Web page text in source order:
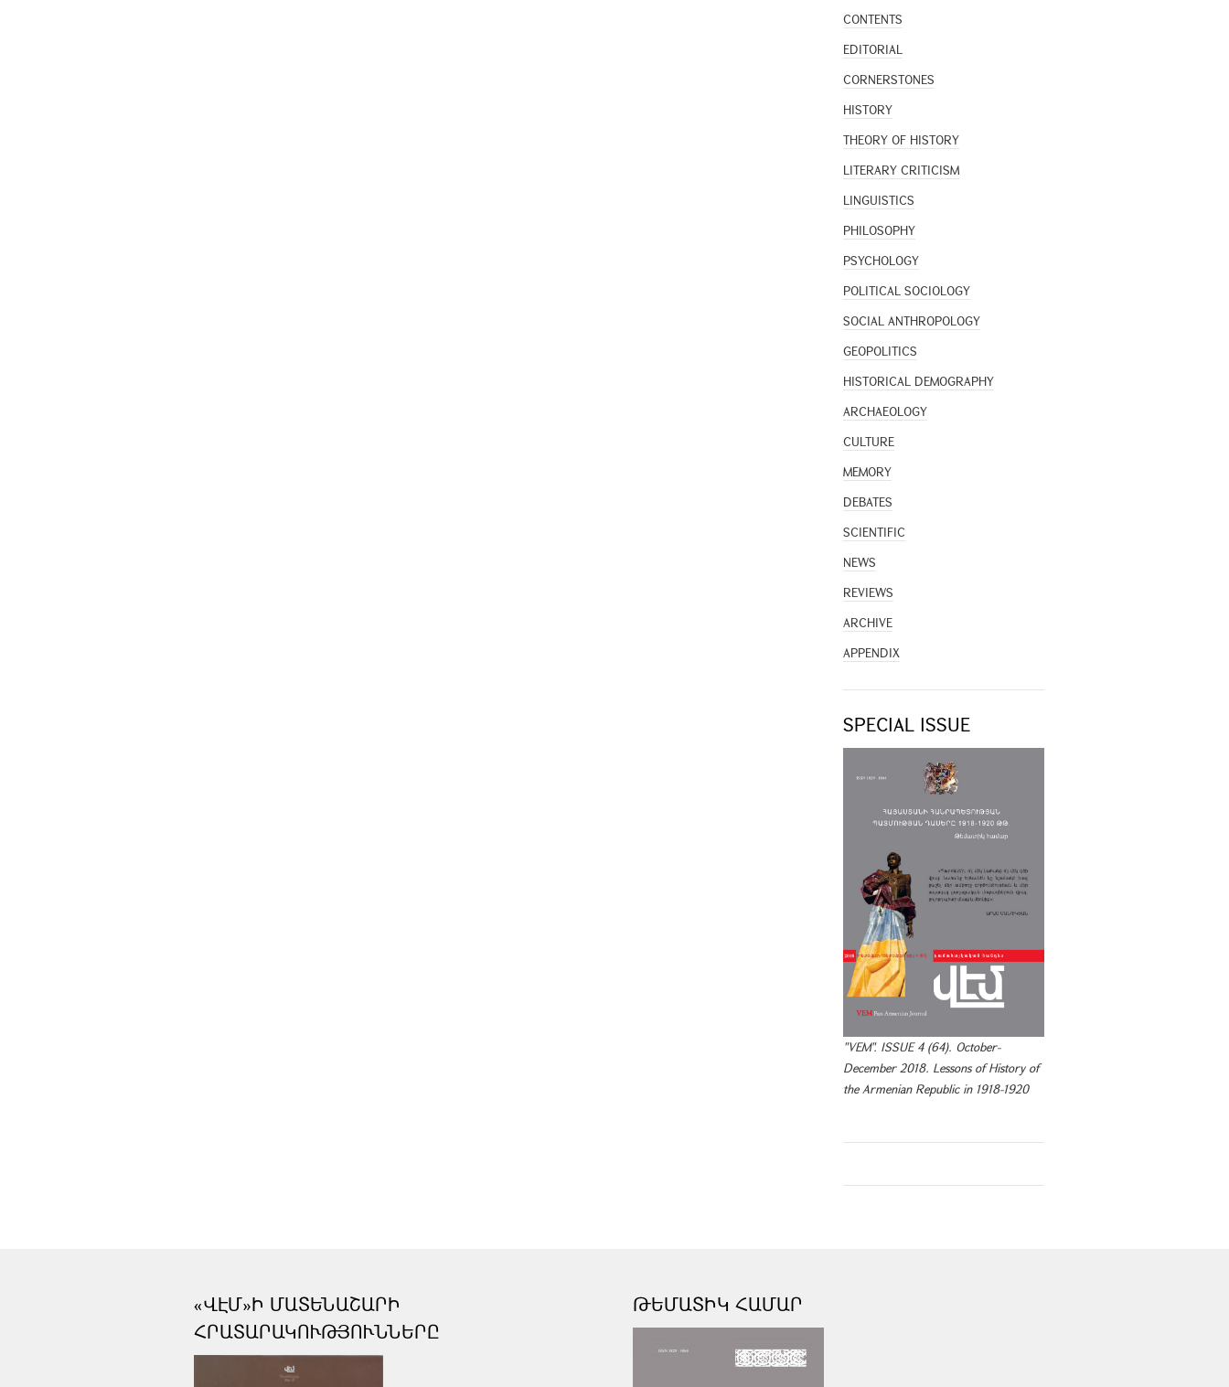
CONTENTS
EDITORIAL
CORNERSTONES
HISTORY
THEORY OF HISTORY
LITERARY CRITICISM
LINGUISTICS
PHILOSOPHY
PSYCHOLOGY
POLITICAL SOCIOLOGY
SOCIAL ANTHROPOLOGY
GEOPOLITICS
HISTORICAL DEMOGRAPHY
ARCHAEOLOGY
CULTURE
MEMORY
DEBATES
SCIENTIFIC
NEWS
REVIEWS
ARCHIVE
APPENDIX
SPECIAL ISSUE
"VEM". ISSUE 4 (64). October-
December 2018. Lessons of History of
the Armenian Republic in 1918-1920
«ՎԷՄ»Ի ՄԱՏԵՆԱՇԱՐԻ
ՀՐԱՏԱՐԱԿՈՒԹՅՈՒՆՆԵՐԸ
ԹԵՄԱՏԻԿ ՀԱՄԱՐ